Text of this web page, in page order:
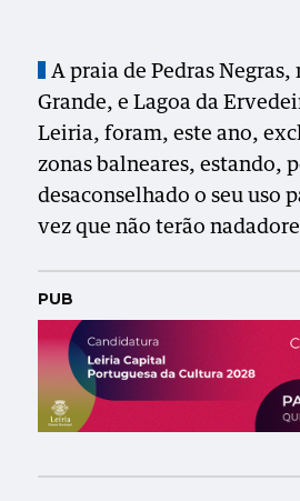
A praia de Pedras
Grande, e Lagoa da
Leiria, foram, este ano,
zonas balneares, estando,
desaconselhado o seu uso
vez que não terão
PUB